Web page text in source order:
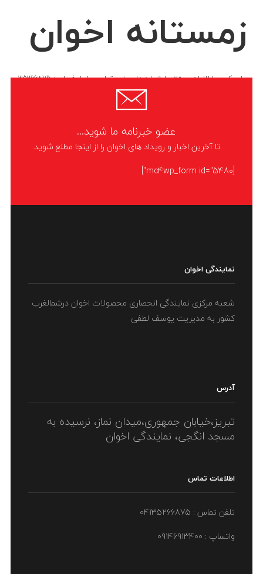
زمستانه اخوان
برای کسب اطلاعات بیشتر با شماره ها ی زیر تماس حاصل فرمایید 35266875-
عضو خبرنامه ما شوید...
تا آخرین اخبار و رویداد های اخوان را از اینجا مطلع شوید.
[mc4wp_form id="5480"]
نمایندگی اخوان
شعبه مرکزی نمایندگی انحصاری محصولات اخوان درشمالغرب
کشور به مدیریت یوسف لطفی
آدرس
تبریز،خیابان جمهوری،میدان نماز، نرسیده به
مسجد انگجی، نمایندگی اخوان
اطلاعات تماس
تلفن تماس : ۰۴۱۳۵۲۶۶۸۷۵
واتساپ : ۰۹۱۴۶۹۱۳۴۰۰